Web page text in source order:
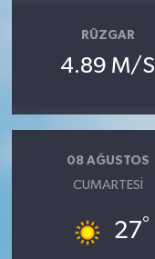
RÜZGAR
4.89 M/S
08 AĞUSTOS
CUMARTESI
27°